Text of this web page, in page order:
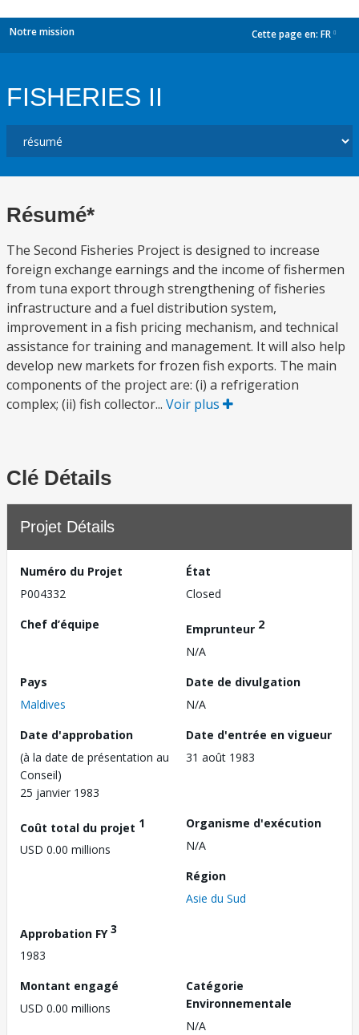
Notre mission Cette page en: FR
FISHERIES II
Résumé*
The Second Fisheries Project is designed to increase
foreign exchange earnings and the income of fishermen
from tuna export through strengthening of fisheries
infrastructure and a fuel distribution system,
improvement in a fish pricing mechanism, and technical
assistance for training and management. It will also help
develop new markets for frozen fish exports. The main
components of the project are: (i) a refrigeration
complex; (ii) fish collector... Voir plus
Clé Détails
Projet Détails
Numéro du Projet
P004332
État
Closed
Chef d’équipe
Emprunteur 2
N/A
Pays
Maldives
Date de divulgation
N/A
Date d'approbation
(à la date de présentation au
Conseil)
25 janvier 1983
Date d'entrée en vigueur
31 août 1983
Coût total du projet 1
USD 0.00 millions
Organisme d'exécution
N/A
Région
Asie du Sud
Approbation FY3
1983
Montant engagé
USD 0.00 millions
Catégorie
Environnementale
N/A